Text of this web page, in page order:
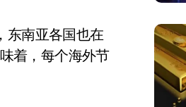
东南亚各国也在
着，每个海外节